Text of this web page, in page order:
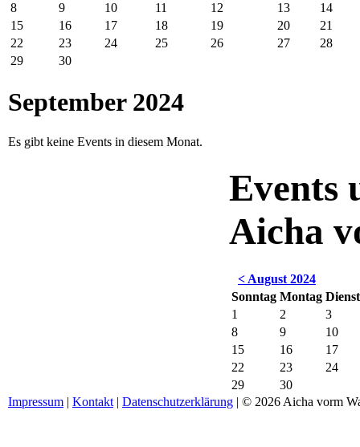
8
9 10 11 12 13
14
15
16 17 18 19 20
21
22
23 24 25 26 27
28
29
30
September 2024
Es gibt keine Events in diesem Monat.
Events
Aicha
< August 2024
Sonntag Montag
1
2
3
8
9
10
15
16
17
22
23
24
29
30
Impressum | Kontakt| Datenschutzerklärung | © 2026 Aicha vorm